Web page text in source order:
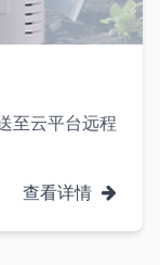
至云平台远程
查看详情